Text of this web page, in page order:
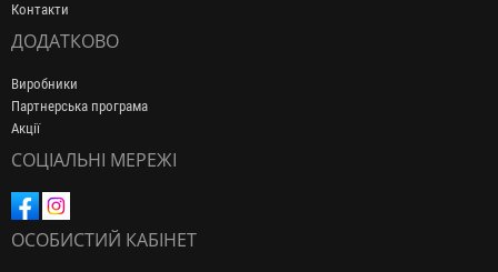
Контакти
ДОДАТКОВО
Виробники
Партнерська програма
Акції
СОЦІАЛЬНІ МЕРЕЖІ
ОСОБИСТИЙ КАБІНЕТ